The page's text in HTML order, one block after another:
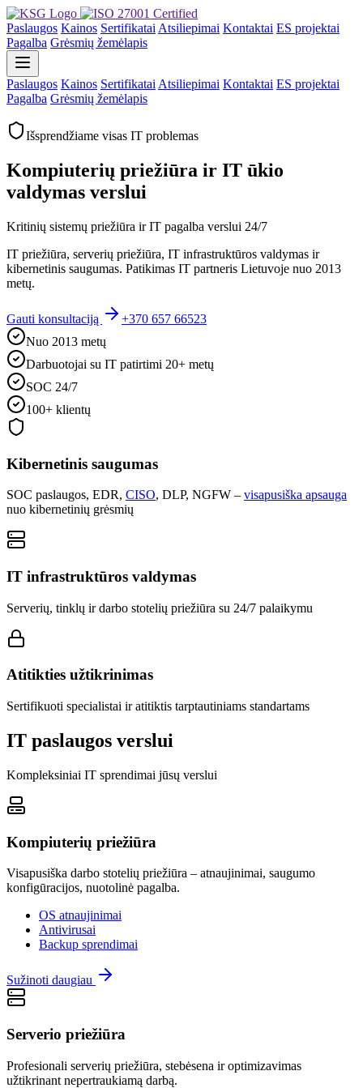
Paslaugos Kainos Sertifikatai Atsiliepimai Kontaktai ES projektai
Pagalba Grėsmių žemėlapis
Paslaugos Kainos Sertifikatai Atsiliepimai Kontaktai ES projektai
Pagalba Grėsmių žemėlapis
Išsprendžiame visas IT problemas
Kompiuterių priežiūra ir IT ūkio
valdymas verslui
Kritinių sistemų priežiūra ir IT pagalba verslui 24/7
IT priežiūra, serverių priežiūra, IT infrastruktūros valdymas ir
kibernetinis saugumas. Patikimas IT partneris Lietuvoje nuo 2013
metų.
Gauti konsultaciją
+370 657 66523
Nuo 2013 metų
Darbuotojai su IT patirtimi 20+ metų
SOC 24/7
100+ klientų
Kibernetinis saugumas
SOC paslaugos, EDR, CISO, DLP, NGFW – visapusiška apsauga
nuo kibernetinių grėsmių
IT infrastruktūros valdymas
Serverių, tinklų ir darbo stotelių priežiūra su 24/7 palaikymu
Atitikties užtikrinimas
Sertifikuoti specialistai ir atitiktis tarptautiniams standartams
IT paslaugos verslui
Kompleksiniai IT sprendimai jūsų verslui
Kompiuterių priežiūra
Visapusiška darbo stotelių priežiūra – atnaujinimai, saugumo
konfigūracijos, nuotolinė pagalba.
OS atnaujinimai
Antivirusai
Backup sprendimai
Sužinoti daugiau
Serverio priežiūra
Profesionali serverių priežiūra, stebėsena ir optimizavimas
užtikrinant nepertraukiamą darbą.